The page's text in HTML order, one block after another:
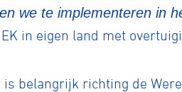
we te implementeren in
in eigen land met
belangrijk richting de